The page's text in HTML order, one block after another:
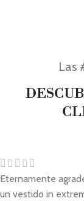
Las
Eternamente
un vestido in